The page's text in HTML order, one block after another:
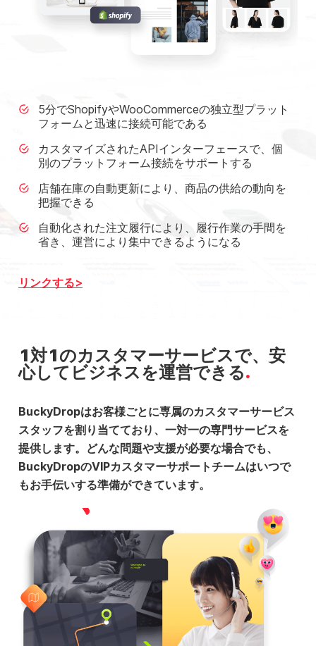
5分でShopifyやWooCommerceの独立型プラット
フォームと迅速に接続可能である
カスタマイズされたAPIインターフェースで、個
別のプラットフォーム接続をサポートする
店舗在庫の自動更新により、商品の供給の動向を
把握できる
自動化された注文履行により、履行作業の手間を
省き、運営により集中できるようになる
リンクする
1対1のカスタマーサービスで、安
心してビジネスを運営できる
BuckyDropはお客様ごとに専属のカスタマーサービス
スタッフを割り当てており、一対一の専門サービスを
提供します。どんな問題や支援が必要な場合でも、
BuckyDropのVIPカスタマーサポートチームはいつで
もお手伝いする準備ができています。